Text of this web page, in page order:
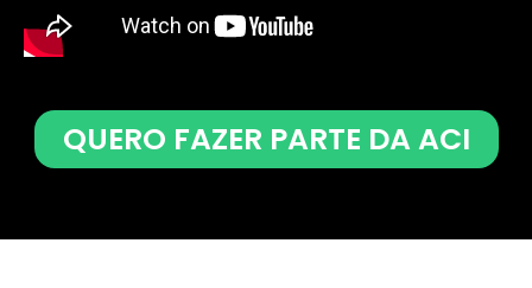
QUERO FAZER PARTE DA ACI